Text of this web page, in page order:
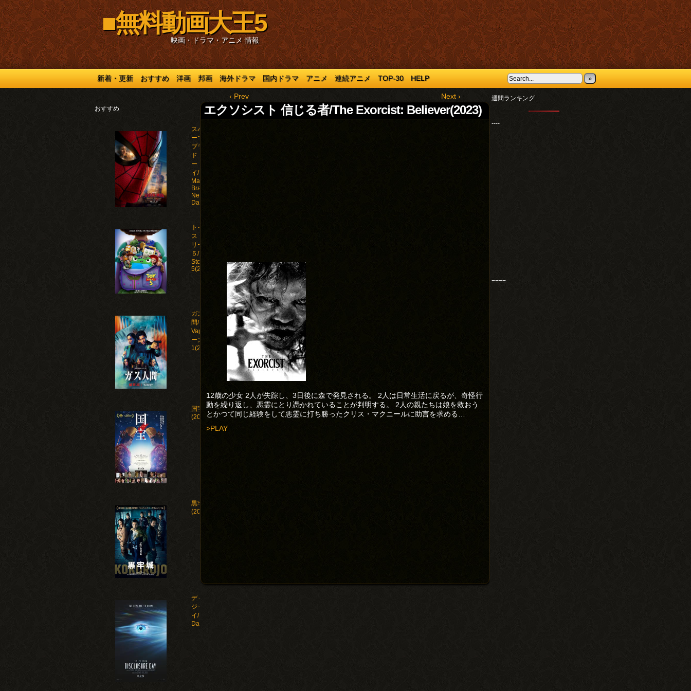
■無料動画大王5
映画・ドラマ・アニメ 情報
新着・更新 おすすめ 洋画 邦画 海外ドラマ 国内ドラマ アニメ 連続アニメ TOP-30 HELP »
おすすめ
スパイダ
ーマン：
ブラン
ド・ニュ
ー・デ
イ/Spider-
Man:
Brand
New
Day(2026)
トイ・
ストー
リー
５/Toy
Story
5(2026)
ガス人
間/Human
Vapor シ
ーズン
1(2026)
国宝
(2025)
黒牢城
(2026)
ディスクロー
ジャー・デ
イ/Disclosure
Day(2026)
‹ Prev Next ›
エクソシスト 信じる者/The Exorcist: Believer(2023)
12歳の少女 2人が失踪し、3日後に森で発見される。 2人は日常生活に戻るが、奇怪行
動を繰り返し、悪霊にとり憑かれていることが判明する。 2人の親たちは娘を救おう
とかつて同じ経験をして悪霊に打ち勝ったクリス・マクニールに助言を求める…
>PLAY
週間ランキング
----
====